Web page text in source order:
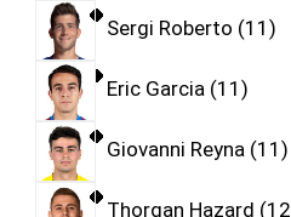
Sergi Roberto 11
Eric Garcia 11
Giovanni Reyna 11
Thorgan Hazard 12